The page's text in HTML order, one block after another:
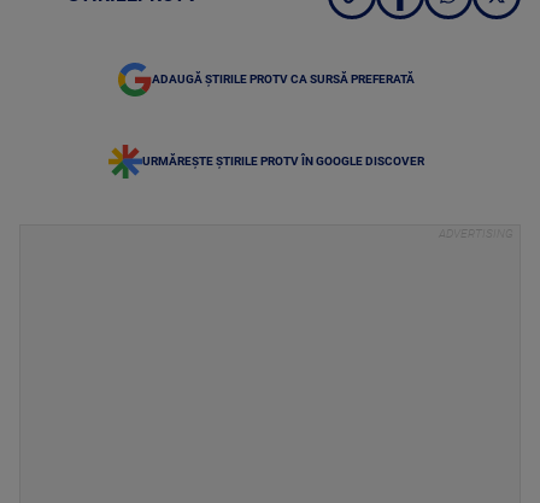
ADAUGĂ ȘTIRILE PROTV CA SURSĂ PREFERATĂ
URMĂREȘTE ȘTIRILE PROTV ÎN GOOGLE DISCOVER